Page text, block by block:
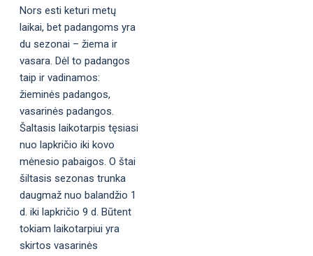
Nors esti keturi metų
laikai, bet padangoms yra
du sezonai – žiema ir
vasara. Dėl to padangos
taip ir vadinamos:
žieminės padangos,
vasarinės padangos.
Šaltasis laikotarpis tęsiasi
nuo lapkričio iki kovo
mėnesio pabaigos. O štai
šiltasis sezonas trunka
daugmaž nuo balandžio 1
d. iki lapkričio 9 d. Būtent
tokiam laikotarpiui yra
skirtos vasarinės